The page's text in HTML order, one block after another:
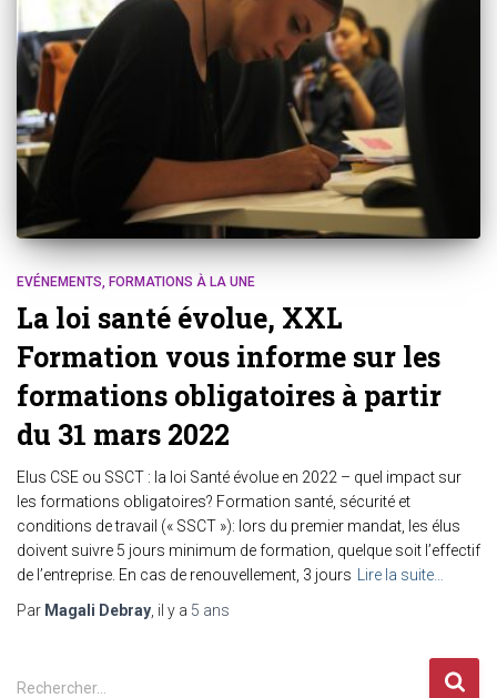
EVÉNEMENTS FORMATIONS À LA UNE
La loi santé évolue, XXL
Formation vous informe sur les
formations obligatoires à partir
du 31 mars 2022
Elus CSE ou SSCT : la loi Santé évolue en 2022 – quel impact sur
les formations obligatoires? Formation santé, sécurité et
conditions de travail (« SSCT »): lors du premier mandat, les élus
doivent suivre 5 jours minimum de formation, quelque soit l’effectif
de l’entreprise. En cas de renouvellement, 3 jours
Lire la suite…
Par Magali Debray , il y a 5 ans
Rechercher…